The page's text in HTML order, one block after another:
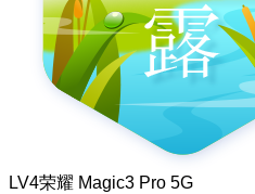
LV4荣耀 Magic3 Pro 5G